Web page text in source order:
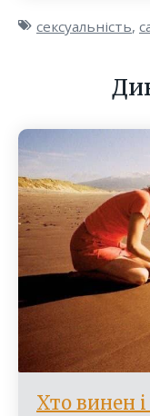
сексуальність,
Хто винен